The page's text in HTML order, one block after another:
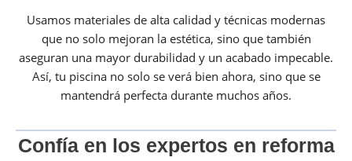
Usamos materiales de alta calidad y técnicas modernas
que no solo mejoran la estética, sino que también
aseguran una mayor durabilidad y un acabado impecable.
Así, tu piscina no solo se verá bien ahora, sino que se
mantendrá perfecta durante muchos años.
Confía en los expertos en reforma